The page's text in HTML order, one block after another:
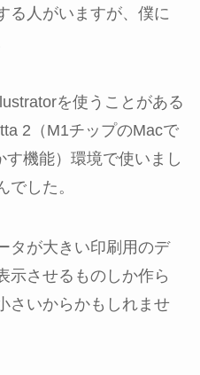
る人がいますが、僕に
を使うことがある
2（M1チップのMacで
機能）環境で使いまし
した。
タが大きい印刷用のデ
示させるものしか作ら
さいからかもしれませ